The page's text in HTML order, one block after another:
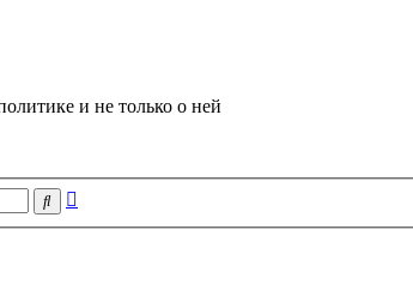
и не только о ней
Поиск